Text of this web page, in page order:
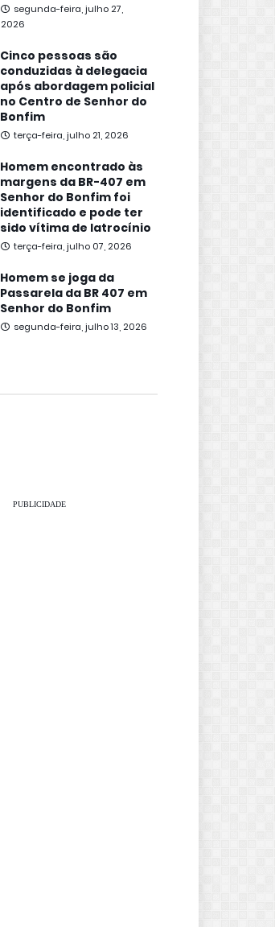
segunda-feira, julho 27,
2026
Cinco pessoas são
conduzidas à delegacia
após abordagem policial
no Centro de Senhor do
Bonfim
terça-feira, julho 21, 2026
Homem encontrado às
margens da BR-407 em
Senhor do Bonfim foi
identificado e pode ter
sido vítima de latrocínio
terça-feira, julho 07, 2026
Homem se joga da
Passarela da BR 407 em
Senhor do Bonfim
segunda-feira, julho 13, 2026
PUBLICIDADE